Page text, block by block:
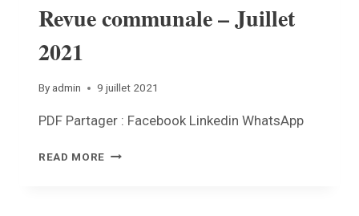
Revue communale – Juillet
2021
By admin 9 juillet 2021
PDF Partager : Facebook Linkedin WhatsApp
READ MORE REVUE